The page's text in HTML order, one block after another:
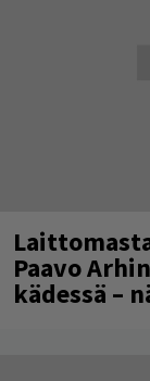
Paavo
kädessä –